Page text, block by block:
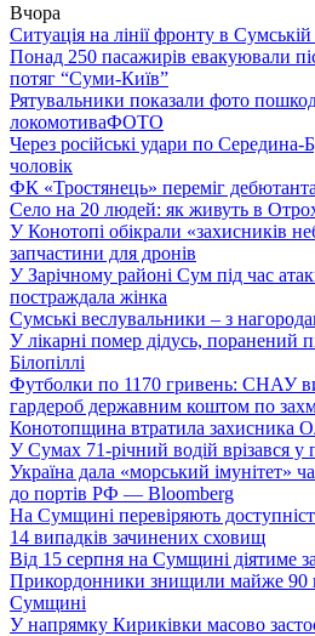
Вчора
Ситуація на лінії фронту в
Понад 250 пасажирів евакуювали
потяг “Суми-Київ”
Рятувальники показали фото
локомотиваФОТО
Через російські удари по Середина-
чоловік
ФК «Тростянець» переміг
Село на 20 людей: як живуть в
У Конотопі обікрали «захисників
запчастини для дронів
У Зарічному районі Сум під час
постраждала жінка
Сумські веслувальники – з
У лікарні помер дідусь, поранений
Білопіллі
Футболки по 1170 гривень: СНАУ
гардероб державним коштом по
Конотопщина втратила захисника
У Сумах 71-річний водій врізався у
Україна дала «морський імунітет»
до портів РФ — Bloomberg
На Сумщині перевіряють
14 випадків зачинених сховищ
Від 15 серпня на Сумщині діятиме
Прикордонники знищили майже
Сумщині
У напрямку Кириківки масово